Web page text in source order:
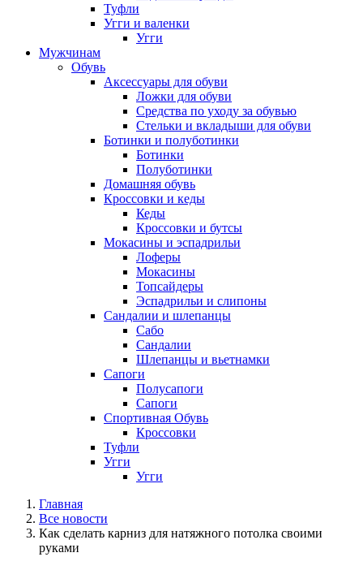
Туфли
Угги и валенки
Угги
Мужчинам
Обувь
Аксессуары для обуви
Ложки для обуви
Средства по уходу за обувью
Стельки и вкладыши для обуви
Ботинки и полуботинки
Ботинки
Полуботинки
Домашняя обувь
Кроссовки и кеды
Кеды
Кроссовки и бутсы
Мокасины и эспадрильи
Лоферы
Мокасины
Топсайдеры
Эспадрильи и слипоны
Сандалии и шлепанцы
Сабо
Сандалии
Шлепанцы и вьетнамки
Сапоги
Полусапоги
Сапоги
Спортивная Обувь
Кроссовки
Туфли
Угги
Угги
Главная
Все новости
Как сделать карниз для натяжного потолка своими
руками